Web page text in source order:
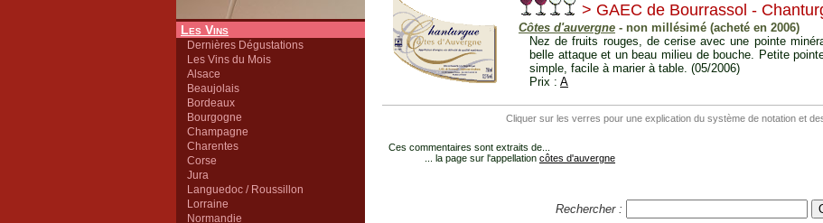
Les Vins
Dernières Dégustations
Les Vins du Mois
Alsace
Beaujolais
Bordeaux
Bourgogne
Champagne
Charentes
Corse
Jura
Languedoc / Roussillon
Lorraine
Normandie
> GAEC de Bourrassol -
Côtes d'auvergne - non millésimé (acheté en 2006)
Nez de fruits rouges, de cerise avec une pointe
belle attaque et un beau milieu de bouche. Petite
simple, facile à marier à table. (05/2006)
Prix : A
Cliquer sur les verres pour une explication du système de notation et
Ces commentaires sont extraits de...
... la page sur l'appellation côtes d'auvergne
Rechercher :